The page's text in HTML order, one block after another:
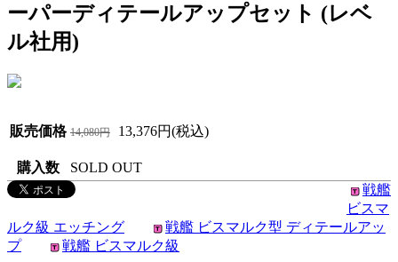
ーパーディテールアップセット (レベ
ル社用)
販売価格 14,080円 13,376円(税込)
購入数
SOLD OUT
戦艦
ビスマ
ルク級 エッチング
戦艦 ビスマルク型 ディテールアッ
プ
戦艦 ビスマルク級